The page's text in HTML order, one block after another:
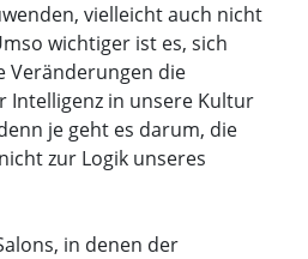
vielleicht auch nicht
wichtiger ist es, sich
Veränderungen die
Intelligenz in unsere Kultur
je geht es darum, die
zur Logik unseres
in denen der